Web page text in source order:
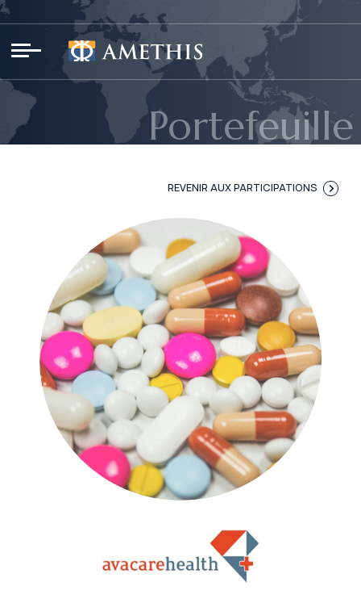
Portefeuille
REVENIR AUX PARTICIPATIONS
Panneau de gestion des cookies